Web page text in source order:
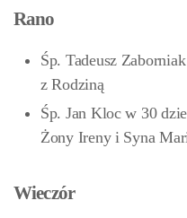
Rano
Śp. Tadeusz
z Rodziną
Śp. Jan Kloc w 30
Żony Ireny i Syna
Wieczór